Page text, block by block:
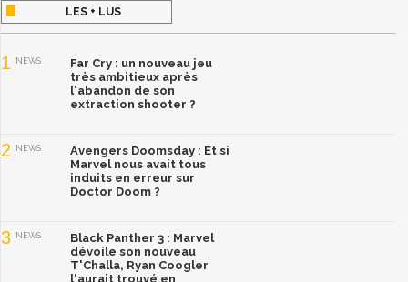
LES + LUS
1 NEWS
Far Cry : un nouveau jeu
très ambitieux après
l'abandon de son
extraction shooter ?
2 NEWS
Avengers Doomsday : Et si
Marvel nous avait tous
induits en erreur sur
Doctor Doom ?
3 NEWS
Black Panther 3 : Marvel
dévoile son nouveau
T'Challa, Ryan Coogler
l'aurait trouvé en